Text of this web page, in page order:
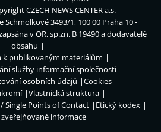
CZECH NEWS CENTER a.s.
Schmolkové 3493/1, 100 00 Praha 10 -
v OR, sp.zn. B 19490 a dodavatelé
obsahu
k publikovaným materiálům
služby informační společnosti
osobních údajů
Cookies
Vlastnická struktura
Single Points of Contact
Etický kodex
informace